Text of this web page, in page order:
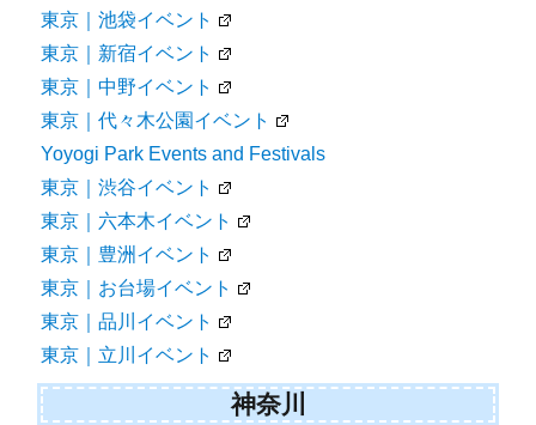
東京｜池袋イベント
東京｜新宿イベント
東京｜中野イベント
東京｜代々木公園イベント
Yoyogi Park Events and Festivals
東京｜渋谷イベント
東京｜六本木イベント
東京｜豊洲イベント
東京｜お台場イベント
東京｜品川イベント
東京｜立川イベント
神奈川